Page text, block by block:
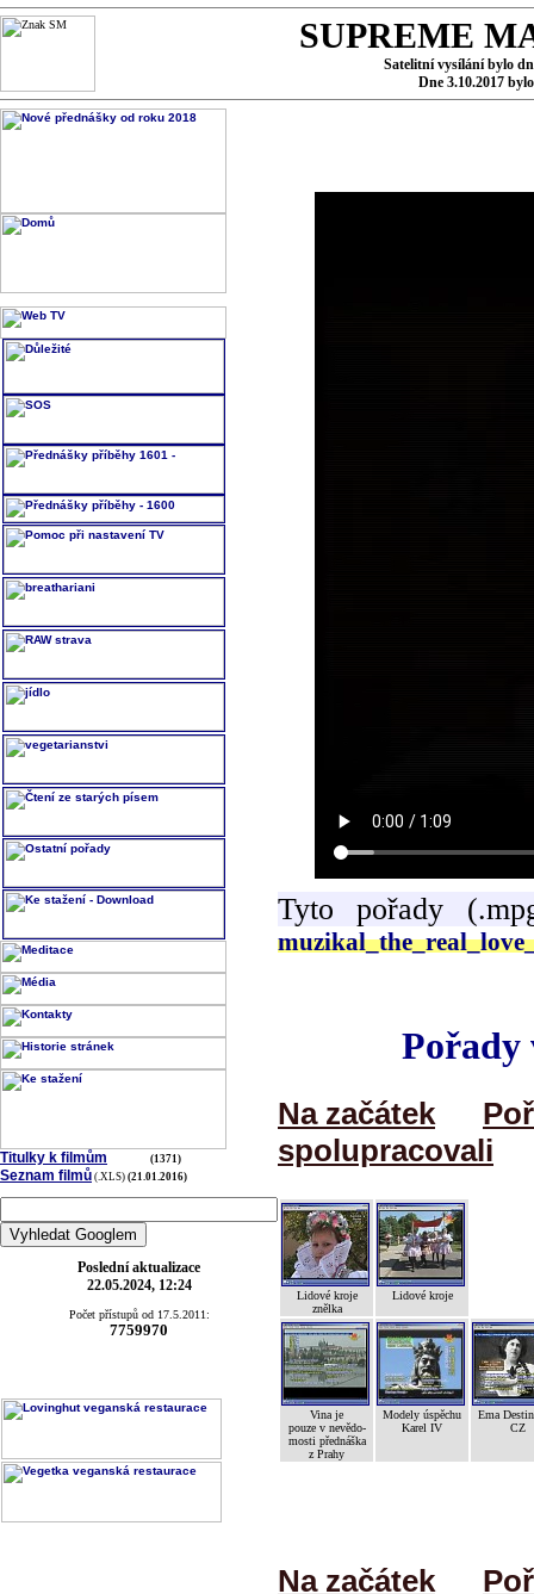
SUPREME
Satelitní vysílání bylo
Dne 3.10.2017
Titulky k filmům (1371)
Seznam filmů (.XLS) (21.01.2016)
Poslední aktualizace
22.05.2024, 12:24
Počet přístupů od 17.5.2011:
7759970
Tyto pořady
Pořady
Na začátek
spolupracovali
Lidové kroje
znělka
Lidové kroje
Vina je
pouze v nevědo-
mosti přednáška
z Prahy
Modely úspěchu
Karel IV
Ema
CZ
Na začátek